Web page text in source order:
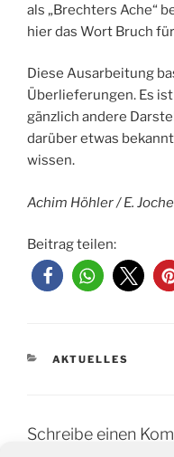
als „Brechters Ache“
hier das Wort Bruch
Diese Ausarbeitung
Überlieferungen. Es
gänzlich andere
darüber etwas
wissen.
Achim Höhler / E.
Beitrag teilen:
KATEGORIEN
AKTUELLES
Schreibe einen